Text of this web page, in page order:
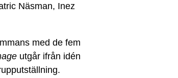
Näsman, Inez
med de fem
utgår ifrån idén